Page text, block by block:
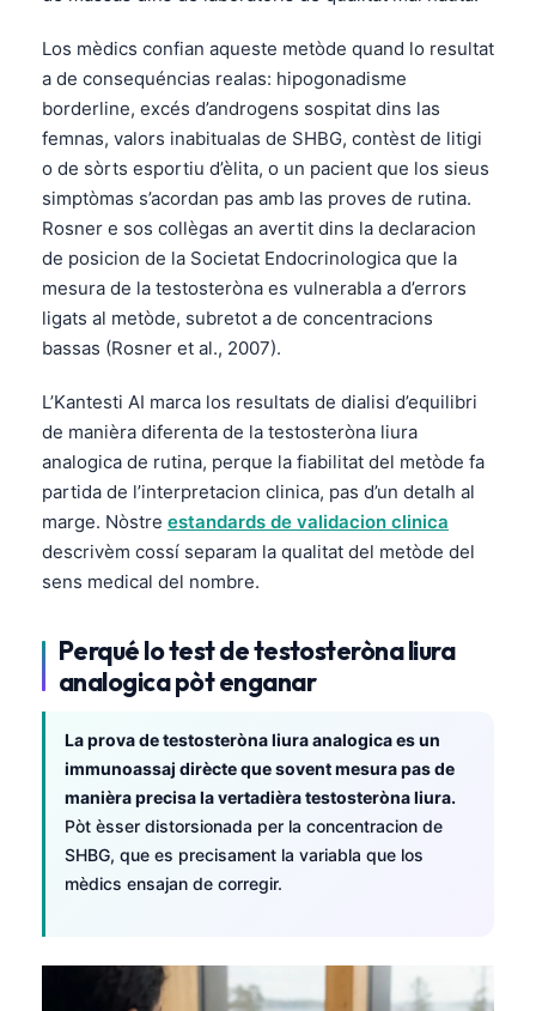
Los mèdics confian aqueste metòde quand lo resultat
a de consequéncias realas: hipogonadisme
borderline, excés d’androgens sospitat dins las
femnas, valors inabitualas de SHBG, contèst de litigi
o de sòrts esportiu d’èlita, o un pacient que los sieus
simptòmas s’acordan pas amb las proves de rutina.
Rosner e sos collègas an avertit dins la declaracion
de posicion de la Societat Endocrinologica que la
mesura de la testosteròna es vulnerabla a d’errors
ligats al metòde, subretot a de concentracions
bassas (Rosner et al., 2007).
L’Kantesti AI marca los resultats de dialisi d’equilibri
de manièra diferenta de la testosteròna liura
analogica de rutina, perque la fiabilitat del metòde fa
partida de l’interpretacion clinica, pas d’un detalh al
marge. Nòstre estandards de validacion clinica
descrivèm cossí separam la qualitat del metòde del
sens medical del nombre.
Perqué lo test de testosteròna liura
analogica pòt enganar
La prova de testosteròna liura analogica es un
immunoassaj dirècte que sovent mesura pas de
manièra precisa la vertadièra testosteròna liura.
Pòt èsser distorsionada per la concentracion de
SHBG, que es precisament la variabla que los
mèdics ensajan de corregir.